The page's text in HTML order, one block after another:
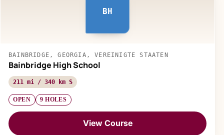
BH
BAINBRIDGE, GEORGIA, VEREINIGTE STAATEN
Bainbridge High School
211 mi / 340 km S
OPEN 9 HOLES
View Course